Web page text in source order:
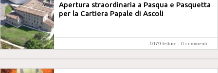
Apertura straordinaria a Pasqua e Pasquetta
per la Cartiera Papale di Ascoli
1079 letture - 0 commenti